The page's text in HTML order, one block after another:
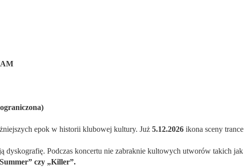
epok w historii klubowej kultury. Już 5.12.2026ikona sceny trance
dyskografię. Podczas koncertu nie zabraknie kultowych utworów takich jak
czy „Killer”.